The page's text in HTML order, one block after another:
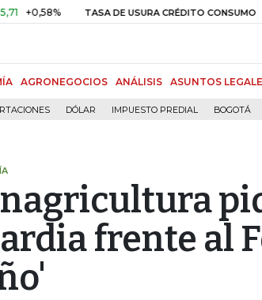
TASA DE USURA CRÉDITO CONSUMO 29,66%
AGRONEGOCIOS ANÁLISIS ASUNTOS
DÓLAR IMPUESTO PREDIAL BOGOTÁ
frente al